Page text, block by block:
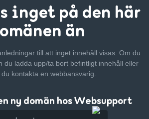
inget på den här
än
till att inget innehåll visas. Om du
du ladda upp/ta bort befintligt innehåll eller
kontakta en webbansvarig.
ny domän hos Websupport